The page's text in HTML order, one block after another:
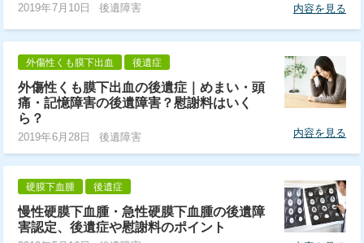
2019年7月10日 後遺障害 内容を見る
外傷性くも膜下出血 後遺症
外傷性くも膜下出血の後遺症｜めまい・頭
痛・記憶障害の後遺障害？慰謝料はいく
ら？
2019年6月28日 後遺障害 内容を見る
硬膜下血腫 後遺症
慢性硬膜下血腫・急性硬膜下血腫の後遺障
害認定、後遺症や慰謝料のポイント